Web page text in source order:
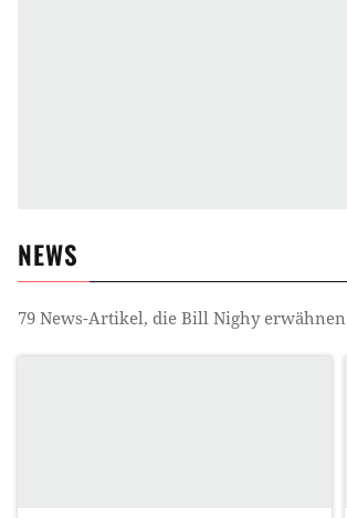
NEWS
79 News-Artikel, die Bill Nighyerwähnen